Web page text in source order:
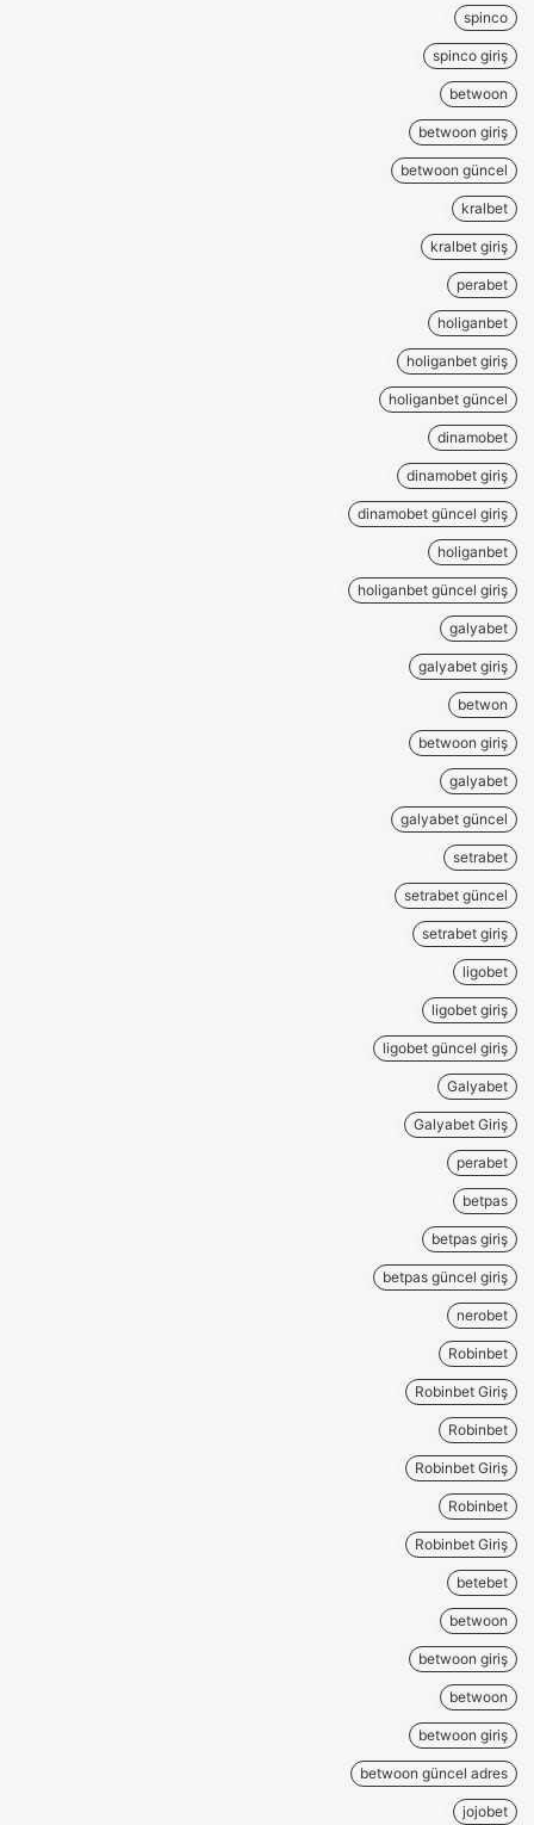
spinco
spinco giriş
betwoon
betwoon giriş
betwoon güncel
kralbet
kralbet giriş
perabet
holiganbet
holiganbet giriş
holiganbet güncel
dinamobet
dinamobet giriş
dinamobet güncel giriş
holiganbet
holiganbet güncel giriş
galyabet
galyabet giriş
betwon
betwoon giriş
galyabet
galyabet güncel
setrabet
setrabet güncel
setrabet giriş
ligobet
ligobet giriş
ligobet güncel giriş
Galyabet
Galyabet Giriş
perabet
betpas
betpas giriş
betpas güncel giriş
nerobet
Robinbet
Robinbet Giriş
Robinbet
Robinbet Giriş
Robinbet
Robinbet Giriş
betebet
betwoon
betwoon giriş
betwoon
betwoon giriş
betwoon güncel adres
jojobet